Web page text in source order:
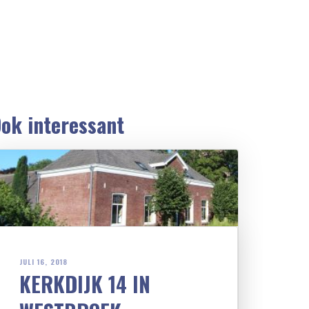
interessant
JULI 16, 2018
KERKDIJK 14 IN